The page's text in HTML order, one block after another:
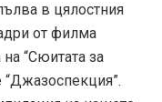
в цялостния
от филма
“Сюитата за